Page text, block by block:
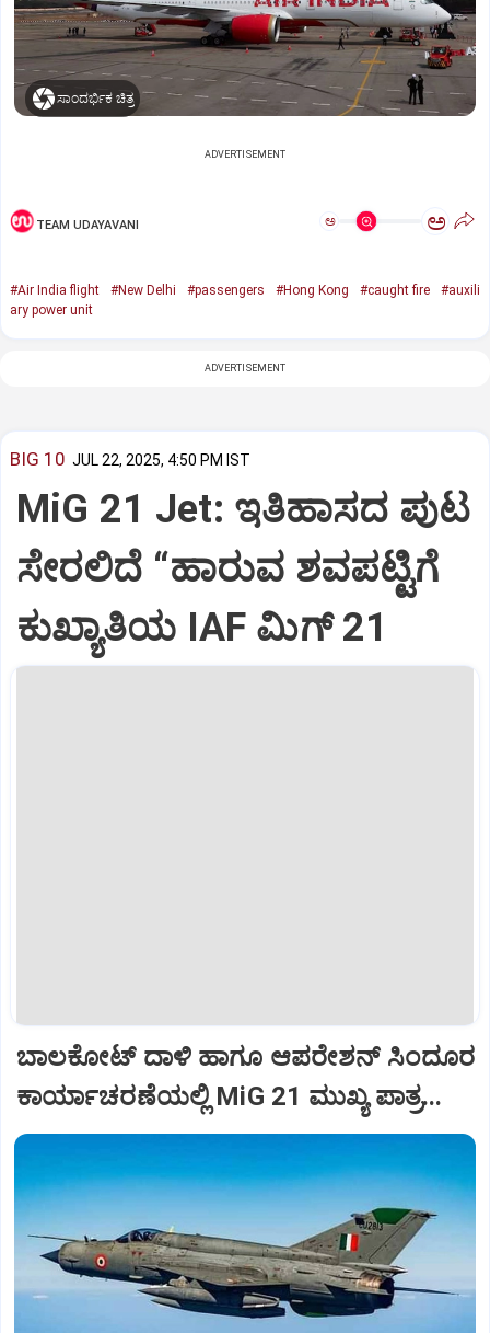
ಸಾಂದರ್ಭಿಕ ಚಿತ್ರ
ADVERTISEMENT
TEAM UDAYAVANI ಅ ಅ
#Air India flight #New Delhi #passengers #Hong Kong #caught fire
#auxili
ary power unit
ADVERTISEMENT
BIG 10 JUL 22, 2025, 4:50 PM IST
MiG 21 Jet: ಇತಿಹಾಸದ ಪುಟ
ಸೇರಲಿದೆ “ಹಾರುವ ಶವಪಟ್ಟಿಗೆ
ಕುಖ್ಯಾತಿಯ IAF ಮಿಗ್‌ 21
ಬಾಲಕೋಟ್‌ ದಾಳಿ ಹಾಗೂ ಆಪರೇಶನ್‌ ಸಿಂದೂರ
ಕಾರ್ಯಾಚರಣೆಯಲ್ಲಿ MiG 21 ಮುಖ್ಯ ಪಾತ್ರ...